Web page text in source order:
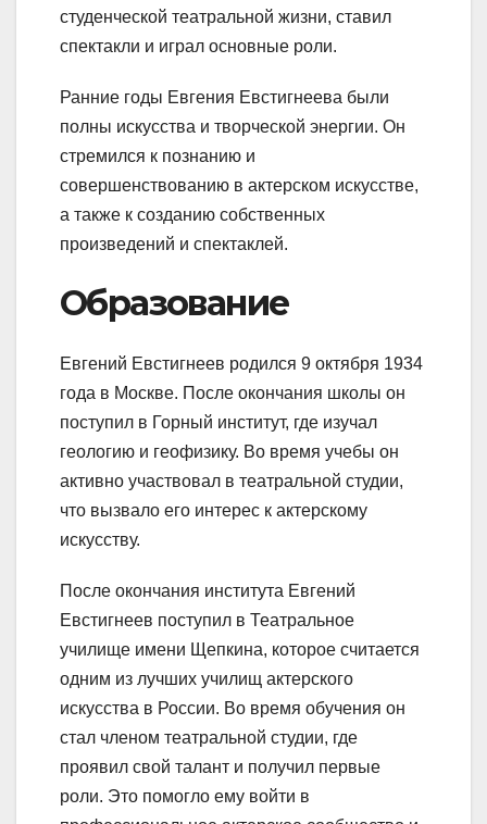
студенческой театральной жизни, ставил
спектакли и играл основные роли.
Ранние годы Евгения Евстигнеева были
полны искусства и творческой энергии. Он
стремился к познанию и
совершенствованию в актерском искусстве,
а также к созданию собственных
произведений и спектаклей.
Образование
Евгений Евстигнеев родился 9 октября 1934
года в Москве. После окончания школы он
поступил в Горный институт, где изучал
геологию и геофизику. Во время учебы он
активно участвовал в театральной студии,
что вызвало его интерес к актерскому
искусству.
После окончания института Евгений
Евстигнеев поступил в Театральное
училище имени Щепкина, которое считается
одним из лучших училищ актерского
искусства в России. Во время обучения он
стал членом театральной студии, где
проявил свой талант и получил первые
роли. Это помогло ему войти в